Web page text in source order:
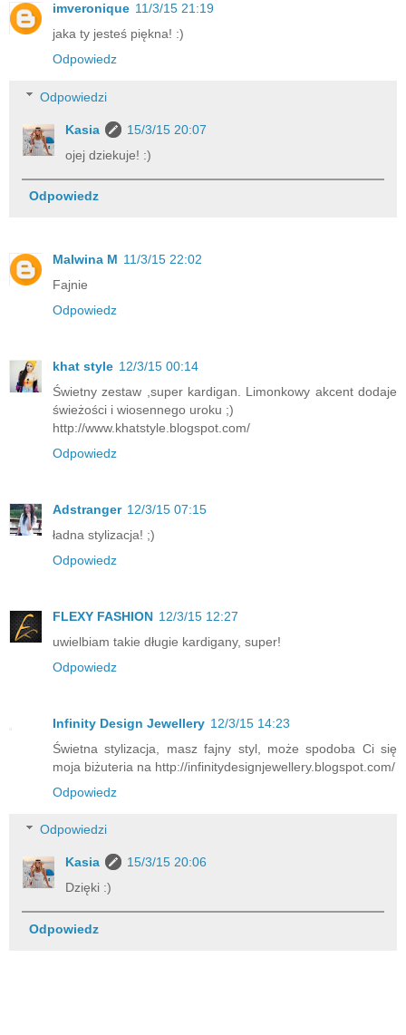
imveronique 11/3/15 21:19
jaka ty jesteś piękna! :)
Odpowiedz
Odpowiedzi
Kasia
15/3/15 20:07
ojej dziekuje! :)
Odpowiedz
Malwina M 11/3/15 22:02
Fajnie
Odpowiedz
khat style 12/3/15 00:14
Świetny zestaw ,super kardigan. Limonkowy akcent dodaje
świeżości i wiosennego uroku ;)
http://www.khatstyle.blogspot.com/
Odpowiedz
Adstranger 12/3/15 07:15
ładna stylizacja! ;)
Odpowiedz
FLEXY FASHION 12/3/15 12:27
uwielbiam takie długie kardigany, super!
Odpowiedz
Infinity Design Jewellery 12/3/15 14:23
Świetna stylizacja, masz fajny styl, może spodoba Ci się
moja biżuteria na http://infinitydesignjewellery.blogspot.com/
Odpowiedz
Odpowiedzi
Kasia
15/3/15 20:06
Dzięki :)
Odpowiedz